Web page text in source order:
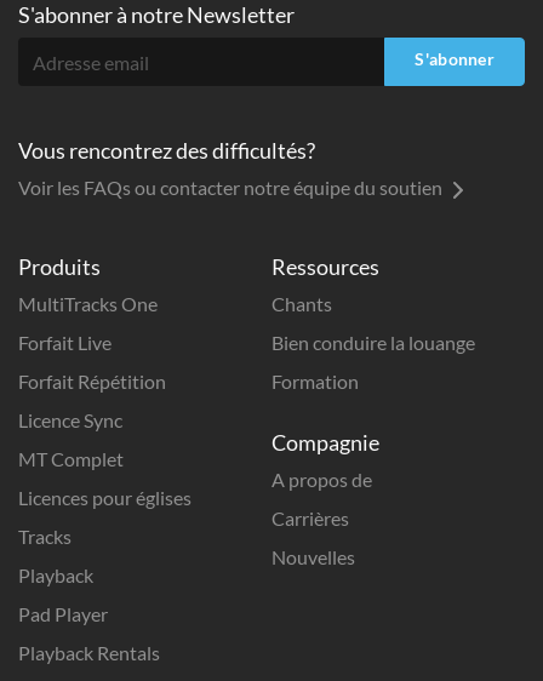
Produits
MultiTracks One
Forfait Live
Forfait Répétition
Licence Sync
MT Complet
Licences pour églises
Tracks
Playback
Pad Player
Playback Rentals
Ressources
Chants
Bien conduire la louange
Formation
Compagnie
A propos de
Carrières
Nouvelles
S'abonner à notre Newsletter
S'abonner
Vous rencontrez des difficultés?
Voir les FAQs ou contacter notre équipe du soutien